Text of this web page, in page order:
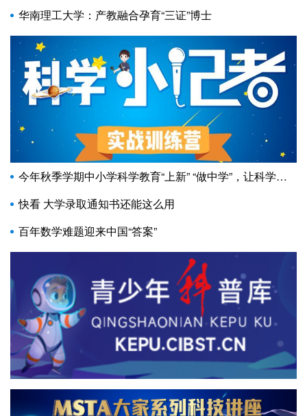
华南理工大学：产教融合孕育“三证”博士
今年秋季学期中小学科学教育“上新” “做中学”，让科学教
快看 大学录取通知书还能这么用
百年数学难题迎来中国“答案”